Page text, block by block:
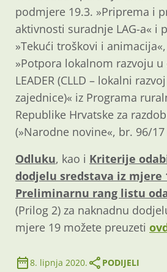
podmjere 19.3. »Priprema i
aktivnosti suradnje LAG-a« i
»Tekući troškovi i
»Potpora lokalnom razvoju
LEADER (CLLD – lokalni
zajednice)« iz Programa
Republike Hrvatske za
(»Narodne novine«, br. 96/
Odluku, kao i Kriterije
dodjelu sredstava iz mjere
Preliminarnu rang listu
(Prilog 2) za naknadnu
mjere 19 možete preuzeti
8. lipnja 2020. PODIJELI